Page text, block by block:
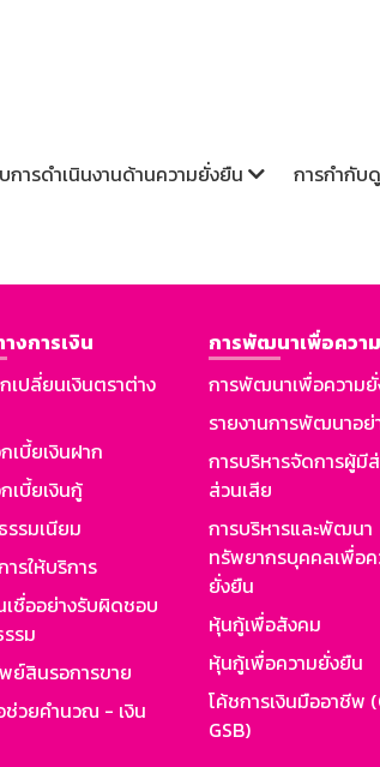
การดำเนินงานด้านความยั่งยืน การกำกับ
งการเงิน
เปลี่ยนเงินตราต่าง
เบี้ยเงินฝาก
เบี้ยเงินกู้
รรมเนียม
รให้บริการ
เชื่ออย่างรับผิดชอบ
รม
ย์สินรอการขาย
ช่วยคำนวณ - เงิน
การพัฒนาเพื่อควา
การพัฒนาเพื่อความ
รายงานการพัฒนาอย่
การบริหารจัดการผู้มี
ส่วนเสีย
การบริหารและพัฒนา
ทรัพยากรบุคคลเพื่อค
ยั่งยืน
หุ้นกู้เพื่อสังคม
หุ้นกู้เพื่อความยั่งยืน
โค้ชการเงินมืออาชีพ
GSB)